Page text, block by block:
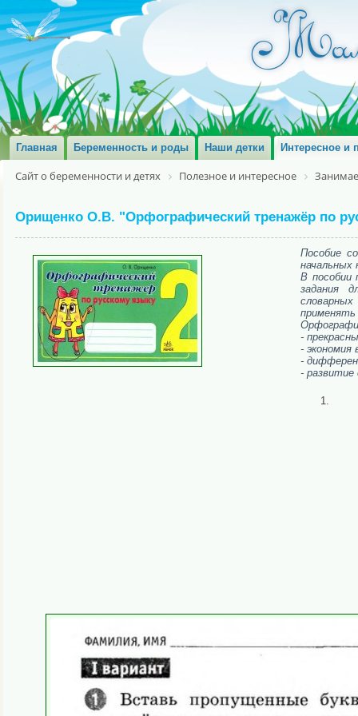
Главная Беременность и роды Наши детки Интересное и
Сайт о беременности и детях Полезное и интересное
Орищенко О.В. "Орфографический тренажёр по
Пособие
начальных
В пособии
задания
применять
-
- экономия
-
-
1.